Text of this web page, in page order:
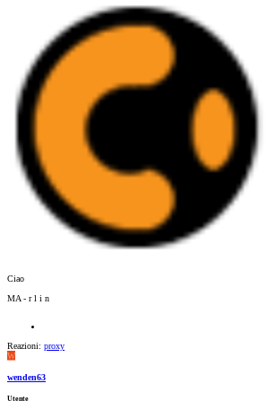
Ciao
MA - r l i n
Reazioni: proxy
W
wenden63
Utente